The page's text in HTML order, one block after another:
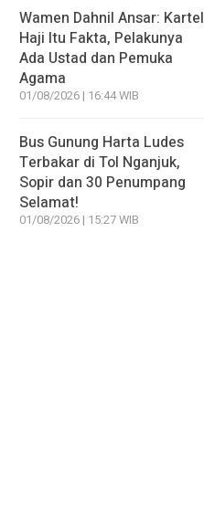
Wamen Dahnil Ansar: Kartel
Haji Itu Fakta, Pelakunya
Ada Ustad dan Pemuka
Agama
01/08/2026 | 16:44 WIB
Bus Gunung Harta Ludes
Terbakar di Tol Nganjuk,
Sopir dan 30 Penumpang
Selamat!
01/08/2026 | 15:27 WIB